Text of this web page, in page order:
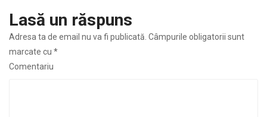
Lasă un răspuns
Adresa ta de email nu va fi publicată. Câmpurile obligatorii sunt
marcate cu *
Comentariu